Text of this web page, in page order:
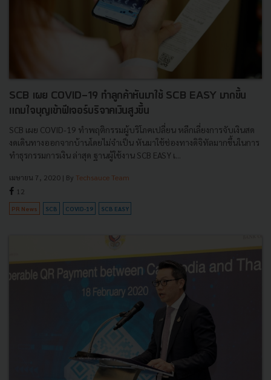
SCB เผย COVID-19 ทำลูกค้าหันมาใช้ SCB EASY มากขึ้น
แถมใจบุญเข้าฟีเจอร์บริจาคเงินสูงขึ้น
SCB เผย COVID-19 ทำพฤติกรรมผู้บริโภคเปลี่ยน หลีกเลี่ยงการจับเงินสด
งดเดินทางออกจากบ้านโดยไม่จำเป็น หันมาใช้ช่องทางดิจิทัลมากขึ้นในการ
ทำธุรกรรมการเงิน ล่าสุด ฐานผู้ใช้งาน SCB EASY เ...
เมษายน 7, 2020 | By Techsauce Team
12
PR News SCB COVID-19 SCB EASY